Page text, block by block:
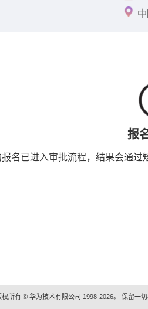
报
名已进入审批流程，结果会通过
权所有 © 华为技术有限公司 1998-2026。 保留一